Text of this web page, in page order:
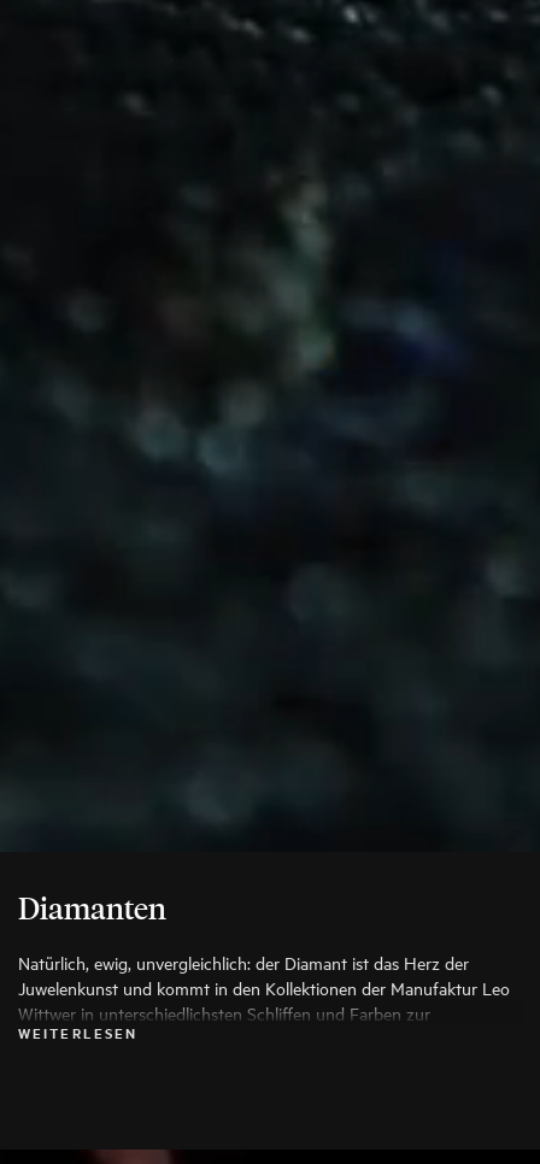
Diamanten
Natürlich, ewig, unvergleichlich: der Diamant ist das Herz der
Juwelenkunst und kommt in den Kollektionen der Manufaktur Leo
Wittwer in unterschiedlichsten Schliffen und Farben zur
Anwendung, die seine Schönheit auf die Spitze treiben. Es werden
WEITERLESEN